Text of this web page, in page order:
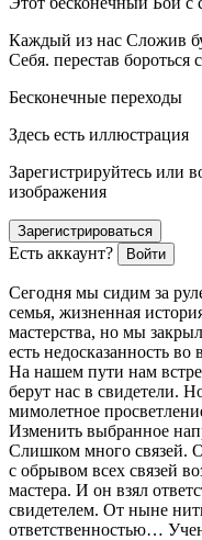
Каждый из нас Сложив
Себя. перестав
Бесконечные переходы
Здесь есть иллюстрация
Зарегистрируйтесь или
изображения
Зарегистрироваться
Есть аккаунт? Войти
Сегодня мы сидим за
семья, жизненная
мастерства, но мы
есть недосказанность
На нашем пути нам
берут нас в свидетели.
мимолетное
Изменить выбранное
Слишком много связей.
с обрывом всех связей
мастера. И он взял
свидетелем. От ныне
ответственностью…